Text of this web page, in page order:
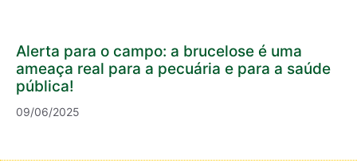
Alerta para o campo: a brucelose é uma
ameaça real para a pecuária e para a saúde
pública!
09/06/2025